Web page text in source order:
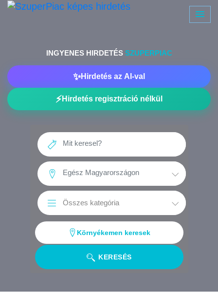
INGYENES HIRDETÉS SZUPERPIAC
✨Hirdetés az AI-val
⚡Hirdetés regisztráció nélkül
KERESÉS
Környékemen keresek